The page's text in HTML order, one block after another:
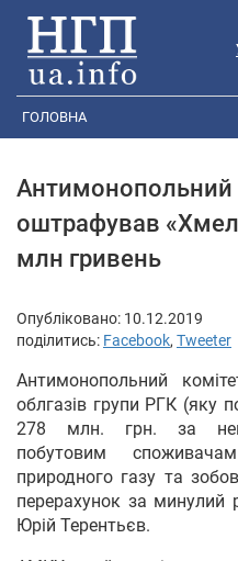
ГОЛОВНА
Антимонопольний
оштрафував
млн гривень
Опубліковано: 10.12.2019
поділитись: Facebook, Tweeter
Антимонопольний
облгазів групи РГК (яку
278 млн. грн. за
побутовим
природного газу та
перерахунок за минулий
Юрій Терентьєв.